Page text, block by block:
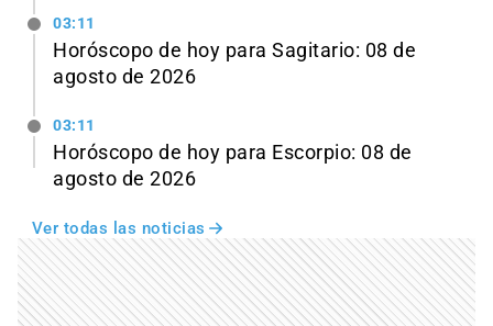
03:11
Horóscopo de hoy para Sagitario: 08 de
agosto de 2026
03:11
Horóscopo de hoy para Escorpio: 08 de
agosto de 2026
Ver todas las noticias